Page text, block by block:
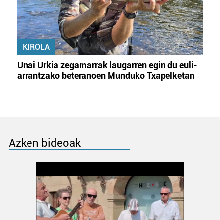
KIROLA
Unai Urkia zegamarrak laugarren egin du euli-
arrantzako beteranoen Munduko Txapelketan
Azken bideoak